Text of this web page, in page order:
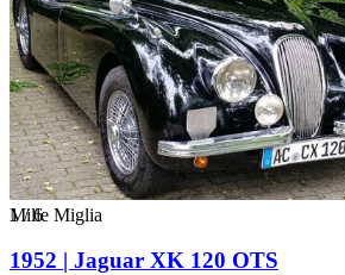
1/6
Mille Miglia
1952 | Jaguar XK 120 OTS